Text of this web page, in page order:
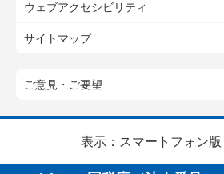
ウェブアクセシビリティ
サイトマップ
ご意見・ご要望
表示： スマートフォン版